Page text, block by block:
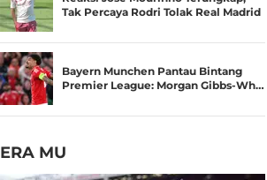
Tak Percaya Rodri Tolak Real Madrid
Bayern Munchen Pantau Bintang
Premier League: Morgan Gibbs-Wh…
ERA MU